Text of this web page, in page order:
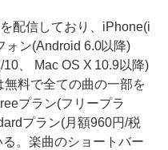
配信しており、iPhone(i
ォン(Android 6.0以降)
、 Mac OS X 10.9以降)
料で全ての曲の一部を
プラン(フリープラ
プラン(月額960円/税
。楽曲のショートバー